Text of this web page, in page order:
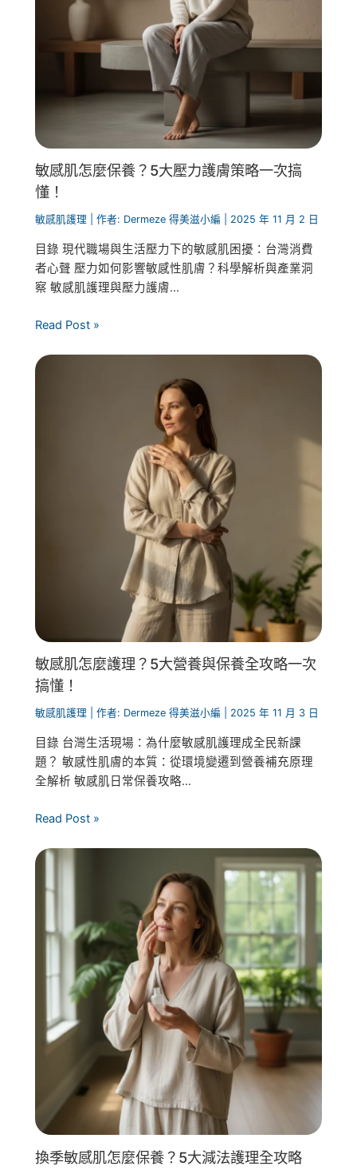
敏感肌怎麼保養？5大壓力護膚策略一次搞
懂！
敏感肌護理 | 作者: Dermeze 得美滋小編 2025 年 11 月 2 日
目錄 現代職場與生活壓力下的敏感肌困擾：台灣消費
者心聲 壓力如何影響敏感性肌膚？科學解析與產業洞
察 敏感肌護理與壓力護膚...
Read Post »
敏感肌怎麼護理？5大營養與保養全攻略一次
搞懂！
敏感肌護理 | 作者: Dermeze 得美滋小編 2025 年 11 月 3 日
目錄 台灣生活現場：為什麼敏感肌護理成全民新課
題？ 敏感性肌膚的本質：從環境變遷到營養補充原理
全解析 敏感肌日常保養攻略...
Read Post »
換季敏感肌怎麼保養？5大減法護理全攻略